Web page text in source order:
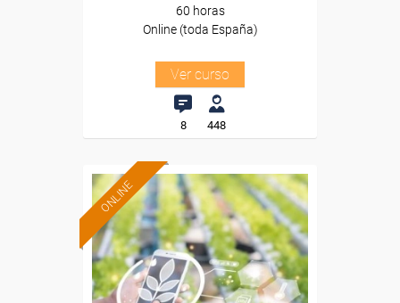
60 horas
Online (toda España)
Ver curso
8 448
ONLINE
Formación 100%
subvencionada.
Para desempleados,
trabajadores y autónomos.